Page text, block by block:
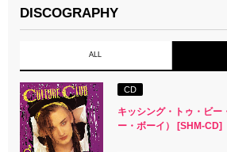
DISCOGRAPHY
ALL
CD
キッシング・トゥ・ビ
ー・ボーイ） [SHM-CD]